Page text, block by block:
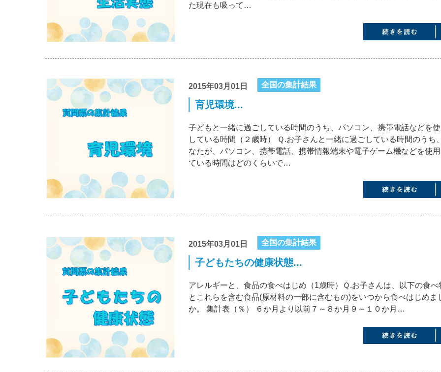
た現在も吸って…
2015年03月01日 全国の集計結果
育児環境...
子どもと一緒に過ごしている時間のうち、パソコン、携帯電話などを
している時間（２歳時） Ｑ.お子さんと一緒に過ごしている時間のうち
なたが、パソコン、携帯電話、携帯情報端末や電子ゲーム機などを使
ている時間はどのくらいで…
2015年03月01日 全国の集計結果
子どもたちの健康状態...
アレルギーと、食品の食べはじめ（1歳時）Ｑ.お子さんは、以下の食べ
とこれらを含む食品(原材料の一部に含むもの)をいつから食べはじめま
か。 集計表（％） ６か月より以前７～８か月９～１０か月…